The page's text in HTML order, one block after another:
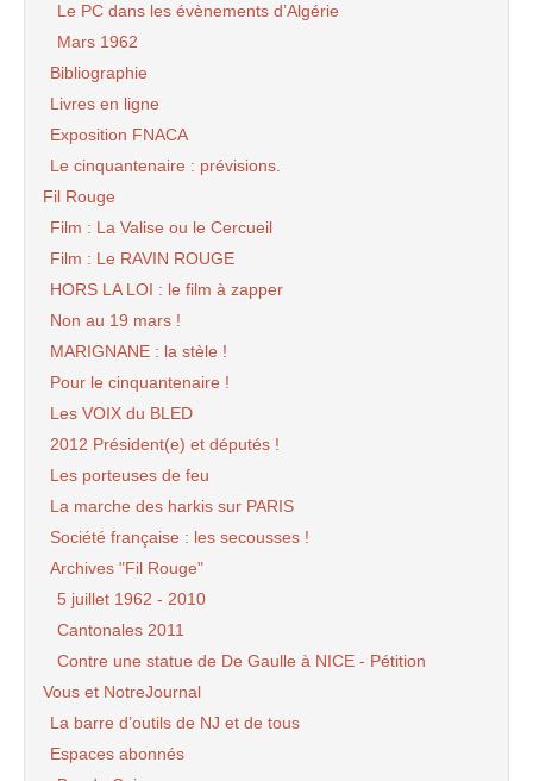
Le PC dans les évènements d’Algérie
Mars 1962
Bibliographie
Livres en ligne
Exposition FNACA
Le cinquantenaire : prévisions.
Fil Rouge
Film : La Valise ou le Cercueil
Film : Le RAVIN ROUGE
HORS LA LOI : le film à zapper
Non au 19 mars !
MARIGNANE : la stèle !
Pour le cinquantenaire !
Les VOIX du BLED
2012 Président(e) et députés !
Les porteuses de feu
La marche des harkis sur PARIS
Société française : les secousses !
Archives "Fil Rouge"
5 juillet 1962 - 2010
Cantonales 2011
Contre une statue de De Gaulle à NICE - Pétition
Vous et NotreJournal
La barre d’outils de NJ et de tous
Espaces abonnés